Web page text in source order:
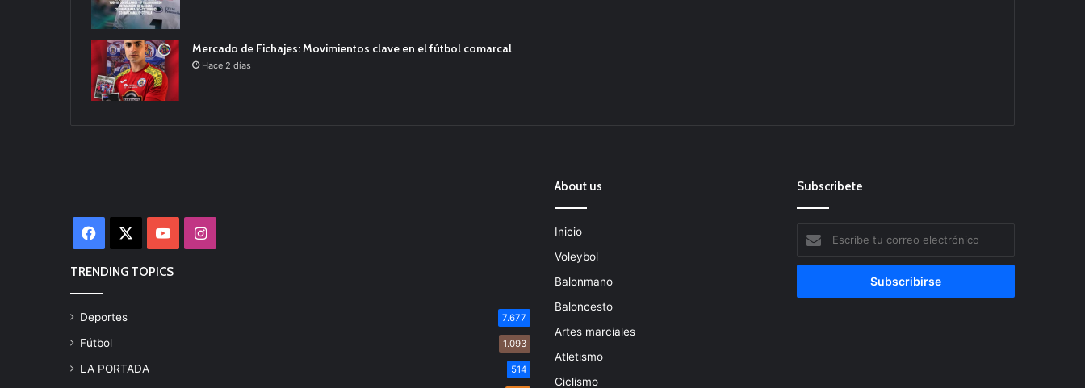
Mercado de Fichajes: Movimientos clave en el fútbol comarcal
Hace 2 días
Facebook YouTubeInstagram
TRENDING TOPICS
Deportes 7.677
Fútbol 1.093
LA PORTADA 514
About us
Inicio
Voleybol
Balonmano
Baloncesto
Artes marciales
Atletismo
Ciclismo
Subscribete
tu
correo